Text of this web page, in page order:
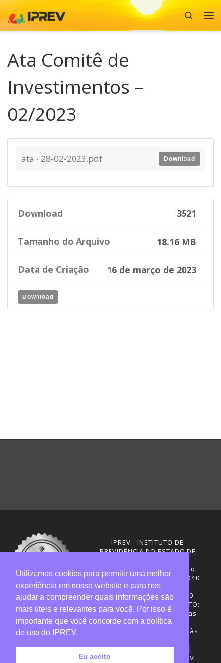
Skip to content
Search
Ata Comitê de
Investimentos –
02/2023
ata - 28-02-2023.pdf Download
Download 3521
Tamanho do Arquivo 18.16 MB
Data de Criação 16 de março de 2023
Download
IPREV - INSTITUTO DE
PREVIDÊNCIA DO ESTADO DE
Rua Visconde de Ouro Preto,
291 – Centro - CEP: 88020-040
Florianópolis - SC
Telefones: (48) 3665-4600
HORÁRIO DE FUNCIONAMENTO:
Central de Atendimento: das
12h30 às 18h
Sede administrativa: 7h30 às
Desenvolvimento: CIASC |
Gestão do conteúdo: IPREV
Utilizamos cookies para permitir uma melhor
experiência em nosso website e para nos
ajudar a compreender quais informações são
mais úteis e relevantes para você. Por isso é
importante que você concorde com a política
de uso do IPREV.
Eu aceito